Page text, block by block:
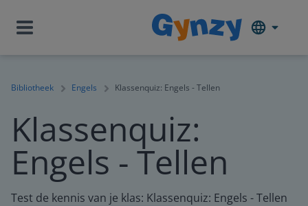
Bibliotheek Engels Klassenquiz: Engels - Tellen
Klassenquiz:
Engels - Tellen
Test de kennis van je klas: Klassenquiz: Engels - Tellen